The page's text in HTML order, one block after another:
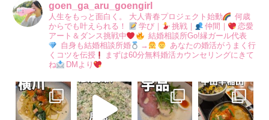
goen_ga_aru_goengirl
人生をもっと面白く。 大人青春プロジェクト始動
何歳
からでも叶えられる！
学び｜ 挑戦｜ 仲間｜
恋愛
アート＆ダンス挑戦中
結婚相談所Go!縁ガール代表
自身も結婚相談所婚
→
あなたの婚活がうまく行
くコツを伝授
まずは60分無料婚活カウンセリングにきて
ね
DMより